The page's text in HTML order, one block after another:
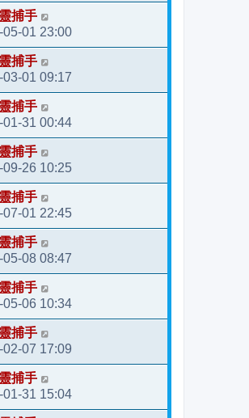
捕手
05-01 23:00
捕手
03-01 09:17
捕手
01-31 00:44
捕手
09-26 10:25
捕手
07-01 22:45
捕手
05-08 08:47
捕手
05-06 10:34
捕手
02-07 17:09
捕手
01-31 15:04